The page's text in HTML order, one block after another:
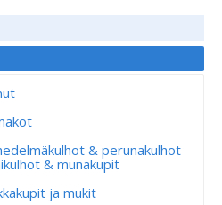
& perunakulhot
& munakupit
ja mukit